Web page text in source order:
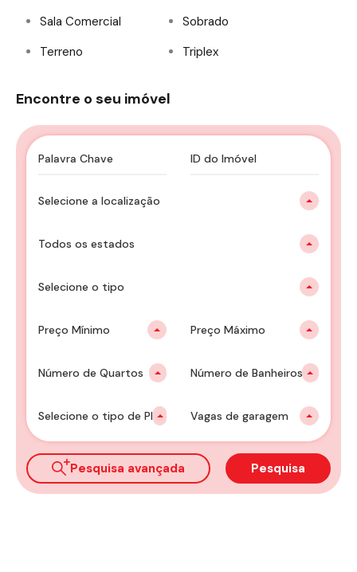
Sala Comercial
Sobrado
Terreno
Triplex
Encontre o seu imóvel
Selecione a localização
Todos os estados
Selecione o tipo
Preço Mínimo Preço Máximo
Número de Quartos Número de Banheiros
Selecione o tipo de Plantão Vagas de garagem
Pesquisa avançada Pesquisa